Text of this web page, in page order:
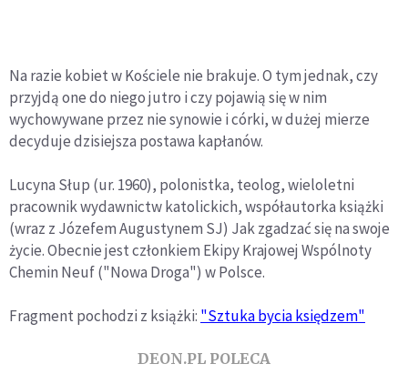
Na razie kobiet w Kościele nie brakuje. O tym jednak, czy
przyjdą one do niego jutro i czy pojawią się w nim
wychowywane przez nie synowie i córki, w dużej mierze
decyduje dzisiejsza postawa kapłanów.
Lucyna Słup (ur. 1960), polonistka, teolog, wieloletni
pracownik wydawnictw katolickich, współautorka książki
(wraz z Józefem Augustynem SJ) Jak zgadzać się na swoje
życie. Obecnie jest członkiem Ekipy Krajowej Wspólnoty
Chemin Neuf ("Nowa Droga") w Polsce.
Fragment pochodzi z książki: "Sztuka bycia księdzem"
DEON.PL POLECA